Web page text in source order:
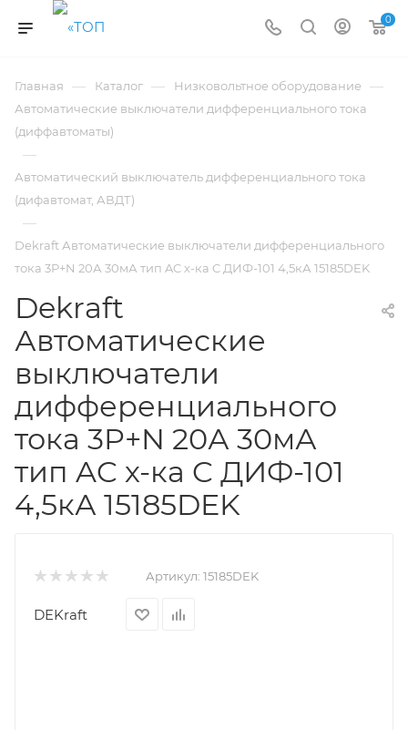
0
Главная — Каталог — Низковольтное оборудование —
Автоматические выключатели дифференциального тока
(диффавтоматы)
—
Автоматический выключатель дифференциального тока
(дифавтомат, АВДТ)
—
Dekraft Автоматические выключатели дифференциального
тока 3P+N 20А 30мА тип AC х-ка C ДИФ-101 4,5кА 15185DEK
Dekraft
Автоматические
выключатели
дифференциального
тока 3P+N 20А 30мА
тип AC х-ка C ДИФ-101
4,5кА 15185DEK
Артикул: 15185DEK
DEKraft